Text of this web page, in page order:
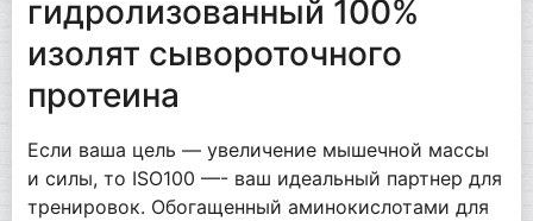
гидролизованный 100%
изолят сывороточного
протеина
Если ваша цель — увеличение мышечной массы
и силы, то ISO100 —- ваш идеальный партнер для
тренировок. Обогащенный аминокислотами для